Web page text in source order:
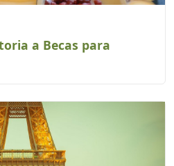
a Becas para